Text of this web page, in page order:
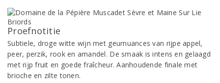
Proefnotitie
Subtiele, droge witte wijn met geurnuances van rijpe appel,
peer, perzik, rook en amandel. De smaak is intens en gelaagd
met rijp fruit en goede fraîcheur. Aanhoudende finale met
brioche en zilte tonen.